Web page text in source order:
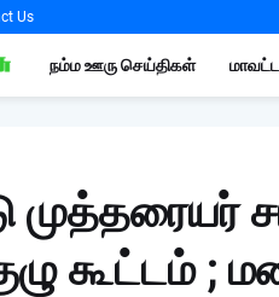
Us
நம்ம ஊரு செய்திகள்
முத்தரையர்
கூட்டம் ;